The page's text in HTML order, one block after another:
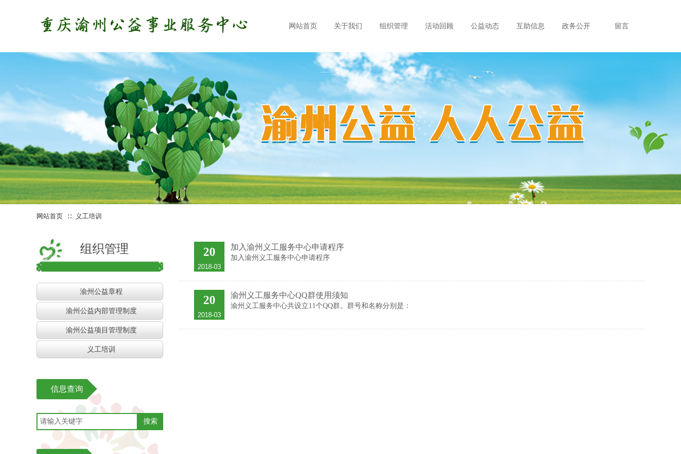
网站首页 关于我们 组织管理 活动回顾 公益动态 互助信息 政务公开 留言
网站首页 ∷ 义工培训
20
2018-03
加入渝州义工服务中心申请程序
加入渝州义工服务中心申请程序
20
2018-03
渝州义工服务中心QQ群使用须知
渝州义工服务中心共设立11个QQ群。群号和名称分别是：
组织管理
渝州公益章程
渝州公益内部管理制度
渝州公益项目管理制度
义工培训
信息查询
搜索